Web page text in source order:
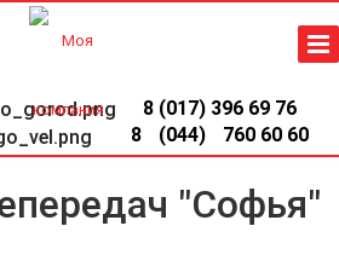
8 (017) 396 69 76
8
(044) 760 60 60
"Софья"